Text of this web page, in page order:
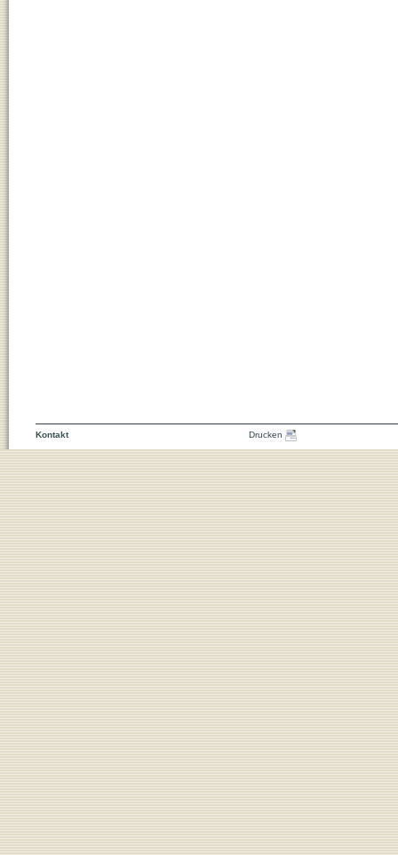
Kontakt Drucken